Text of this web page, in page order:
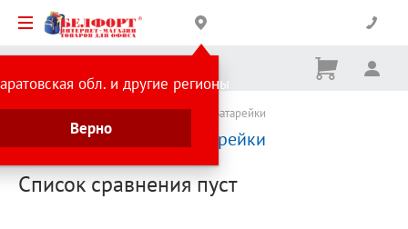
обл. и другие регионы
Верно
Корзина
Ничего
Каталог товаров Элементы питания Батарейки
Сравнение товаров: Батарейки
Список сравнения пуст